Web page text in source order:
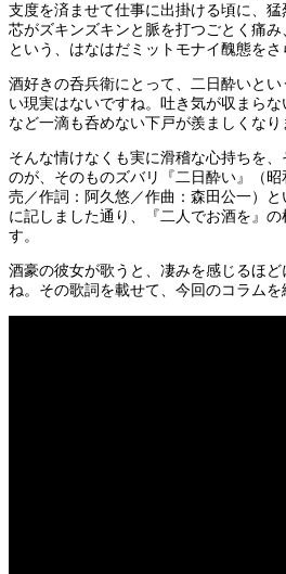
支度を済ませて仕事に出掛ける頃に、
芯がズキンズキンと脈を打つごとく痛
という、はなはだミットモナイ醜態をさ
酒好きの呑兵衛にとって、二日酔いと
い現実はないですね。吐き気が収まら
など一滴も呑めない下戸が羨ましくなり
そんな情けなくも実に滑稽な心持ちを
のが、そのものズバリ『二日酔い』（昭
売／作詞：阿久悠／作曲：森田公一）
に記しました通り、『二人でお酒を』
す。
酒豪の彼女が歌うと、凄みを感じるほ
ね。その歌詞を載せて、今回のコラムを